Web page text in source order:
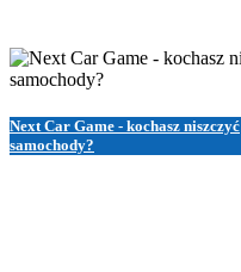
Next Car Game - kochasz niszczyć
samochody?